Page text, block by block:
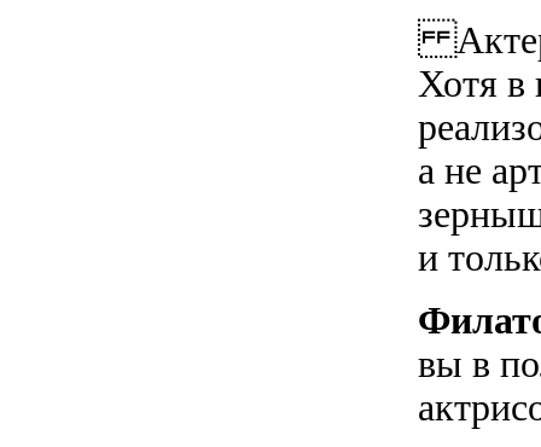
Хотя в
а не
и
вы в